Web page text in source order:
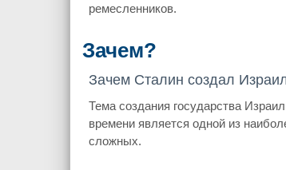
ремесленников.
Зачем?
Зачем Сталин создал
Тема создания государства
времени является одной из
сложных.